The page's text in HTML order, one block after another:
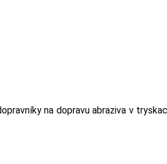
na dopravu abraziva v